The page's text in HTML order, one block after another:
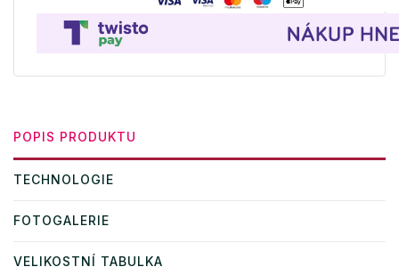
POPIS PRODUKTU
TECHNOLOGIE
FOTOGALERIE
VELIKOSTNÍ TABULKA